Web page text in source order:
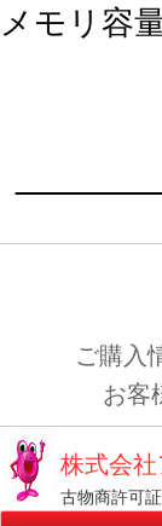
メモリ容
ご購入
お客
株式会
古物商許可